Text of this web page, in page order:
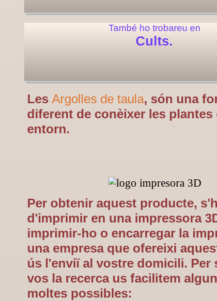
També ho trobareu en
Cults.
Les Argolles de taula, són una
diferent de conèixer les
entorn.
Per obtenir aquest producte,
d'imprimir en una impressora
imprimir-ho o encarregar la
una empresa que ofereixi
ús l'enviï al vostre domicili. Per
vos la recerca us facilitem
moltes possibles: